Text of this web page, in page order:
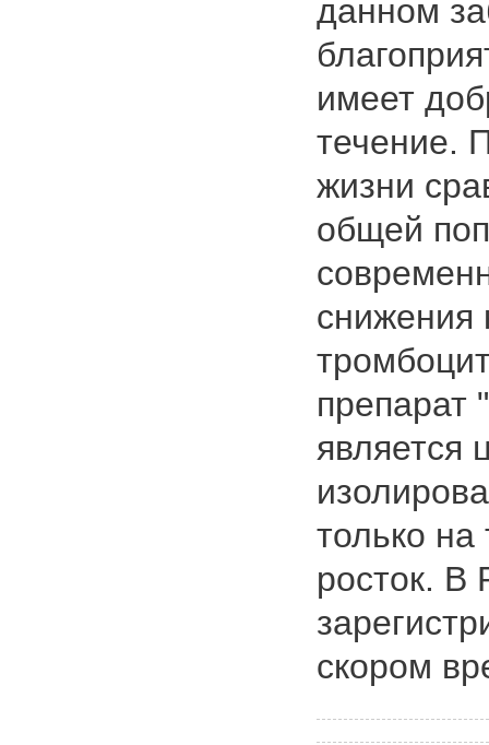
данном
имеет
течение.
жизни
общей
снижения
препарат
является
только
росток. В
скором